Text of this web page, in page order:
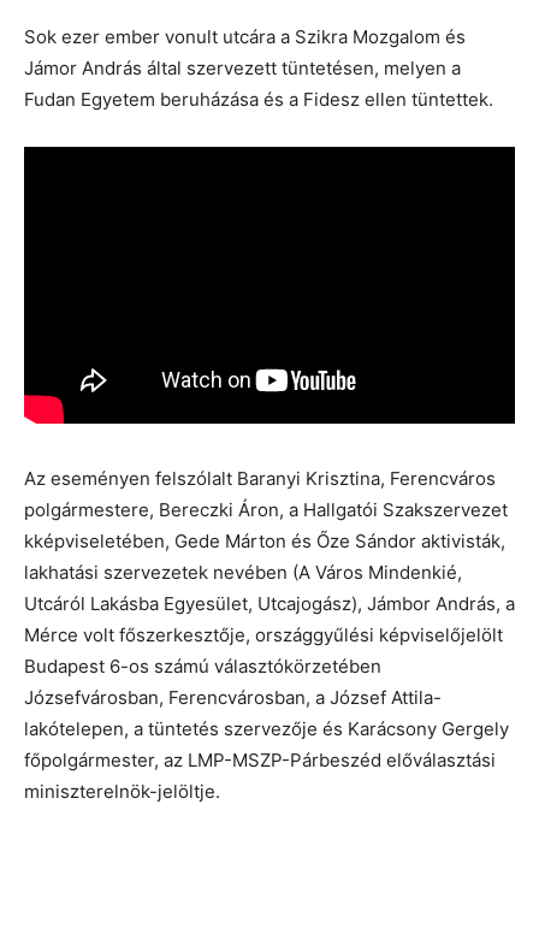
Sok ezer ember vonult utcára a Szikra Mozgalom és
Jámor András által szervezett tüntetésen, melyen a
Fudan Egyetem beruházása és a Fidesz ellen tüntettek.
Az eseményen felszólalt Baranyi Krisztina, Ferencváros
polgármestere, Bereczki Áron, a Hallgatói Szakszervezet
kképviseletében, Gede Márton és Őze Sándor aktivisták,
lakhatási szervezetek nevében (A Város Mindenkié,
Utcáról Lakásba Egyesület, Utcajogász), Jámbor András, a
Mérce volt főszerkesztője, országgyűlési képviselőjelölt
Budapest 6-os számú választókörzetében
Józsefvárosban, Ferencvárosban, a József Attila-
lakótelepen, a tüntetés szervezője és Karácsony Gergely
főpolgármester, az LMP-MSZP-Párbeszéd előválasztási
miniszterelnök-jelöltje.